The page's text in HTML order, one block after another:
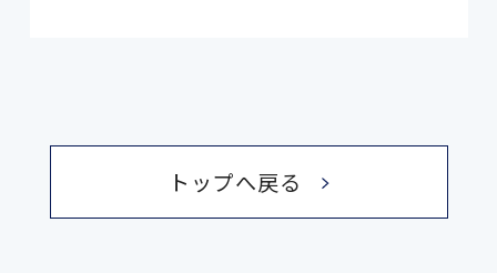
トップへ戻る